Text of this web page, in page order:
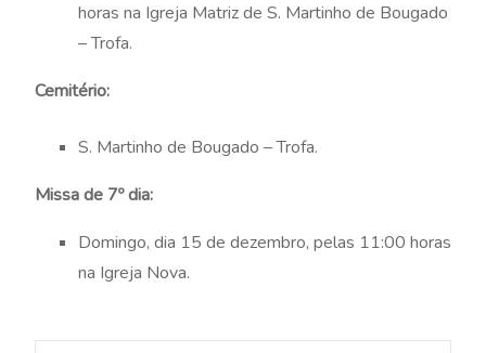
horas na Igreja Matriz de S. Martinho de Bougado
– Trofa.
Cemitério:
S. Martinho de Bougado – Trofa.
Missa de 7º dia:
Domingo, dia 15 de dezembro, pelas 11:00 horas
na Igreja Nova.